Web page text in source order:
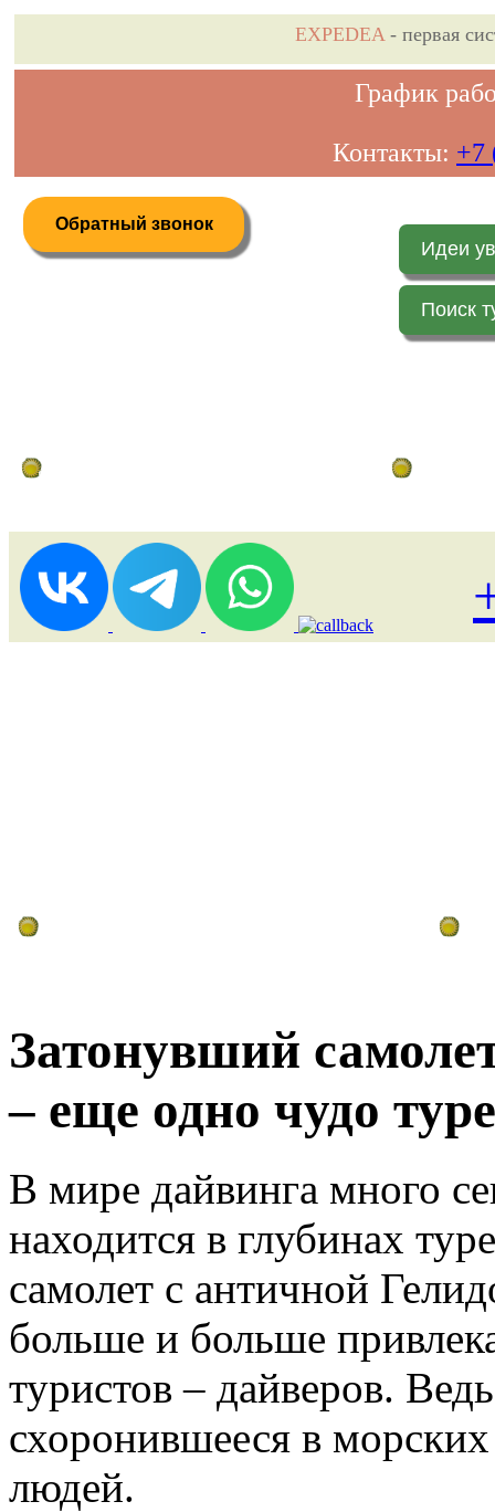
EXPEDEA- первая
График
Контакты: +7
Обратный звонок
Идеи
Поиск
Дистанционное бронирование туров
Затонувший
– еще одно чудо
В мире дайвинга много
находится в глубинах
самолет с античной
больше и больше
туристов – дайверов.
схоронившееся в морских
людей.